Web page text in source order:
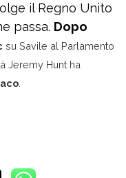
il Regno Unito
passa. Dopo
su Savile al Parlamento
Jeremy Hunt ha